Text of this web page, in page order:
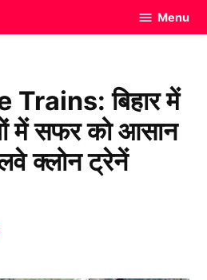
Menu
बिहार में
में सफर को आसान
क्लोन ट्रेनें